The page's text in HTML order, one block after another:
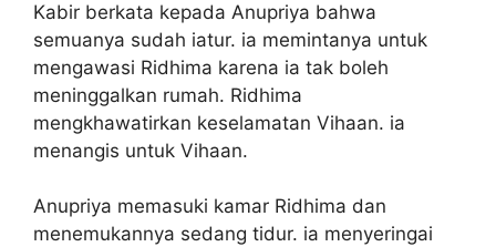
Kabir berkata kepada Anupriya bahwa
semuanya sudah iatur. ia memintanya untuk
mengawasi Ridhima karena ia tak boleh
meninggalkan rumah. Ridhima
mengkhawatirkan keselamatan Vihaan. ia
menangis untuk Vihaan.
Anupriya memasuki kamar Ridhima dan
menemukannya sedang tidur. ia menyeringai